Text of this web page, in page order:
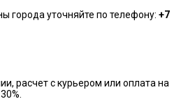
города уточняйте по телефону: +7
расчет с курьером или оплата на